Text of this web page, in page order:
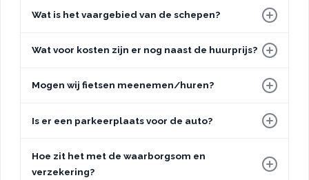
Wat is het vaargebied van de schepen?
Wat voor kosten zijn er nog naast de huurprijs?
Mogen wij fietsen meenemen/huren?
Is er een parkeerplaats voor de auto?
Hoe zit het met de waarborgsom en
verzekering?